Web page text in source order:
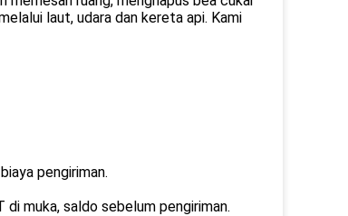
laut, udara dan kereta api. Kami
pengiriman.
di muka, saldo sebelum pengiriman.